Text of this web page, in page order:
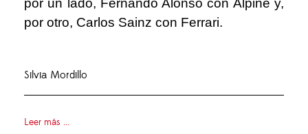
por un lado, Fernando Alonso con Alpine y,
por otro, Carlos Sainz con Ferrari.
Silvia Mordillo
Leer más ...